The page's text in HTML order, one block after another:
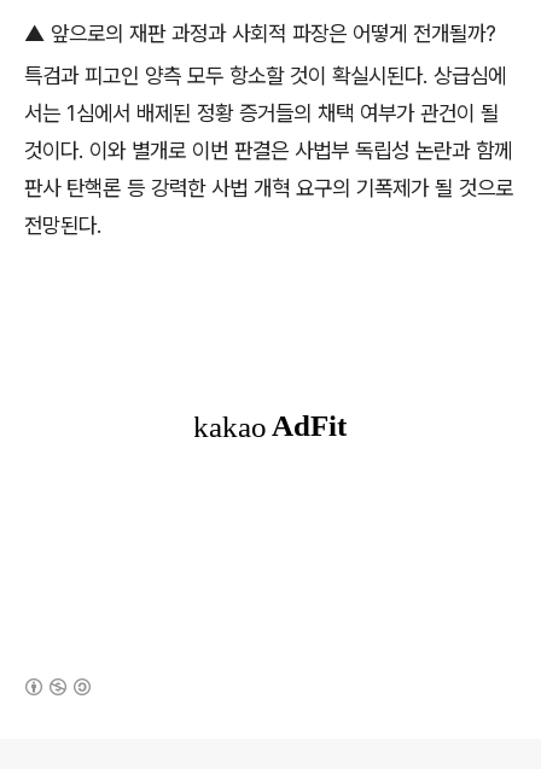
▲ 앞으로의 재판 과정과 사회적 파장은 어떻게 전개될까?
특검과 피고인 양측 모두 항소할 것이 확실시된다. 상급심에
서는 1심에서 배제된 정황 증거들의 채택 여부가 관건이 될
것이다. 이와 별개로 이번 판결은 사법부 독립성 논란과 함께
판사 탄핵론 등 강력한 사법 개혁 요구의 기폭제가 될 것으로
전망된다.